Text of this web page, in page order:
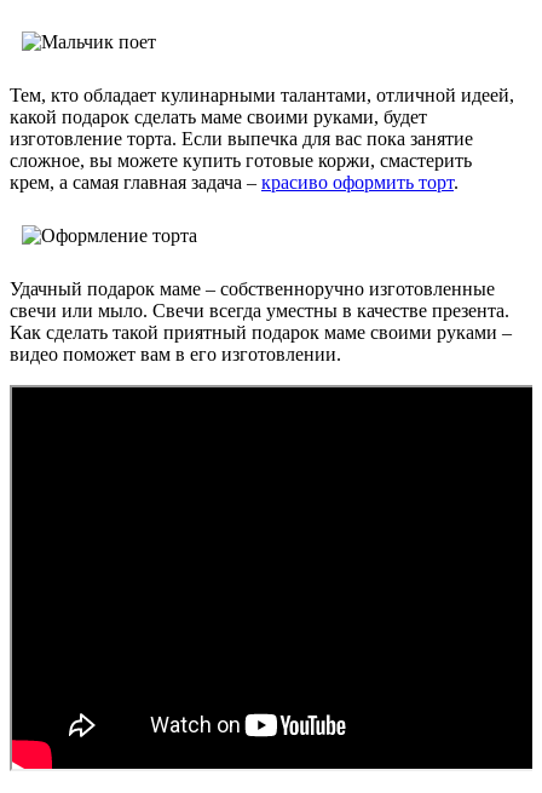
Тем, кто обладает кулинарными талантами, отличной идеей,
какой подарок сделать маме своими руками, будет
изготовление торта. Если выпечка для вас пока занятие
сложное, вы можете купить готовые коржи, смастерить
крем, а самая главная задача – красиво оформить торт.
Удачный подарок маме – собственноручно изготовленные
свечи или мыло. Свечи всегда уместны в качестве презента.
Как сделать такой приятный подарок маме своими руками –
видео поможет вам в его изготовлении.